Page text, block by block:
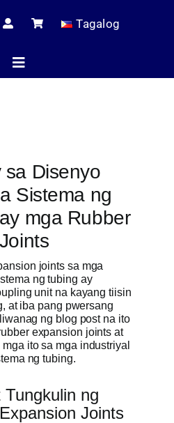
Tagalog
Toggle
Teknikal na
Lahat ng
Kumuha ng
Disenyo
Sistema ng
mga Rubber
joints sa mga
ng tubing ay
unit na kayang tiisin
at iba pang pwersang
ng blog post na ito
expansion joints at
ito sa mga industriyal
ng tubing.
ng
Joints